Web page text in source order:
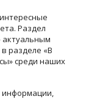
Раздел
актуальным
разделе «В
среди наших
информации,